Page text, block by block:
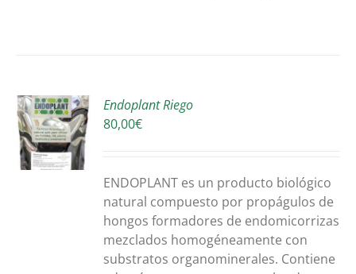
Endoplant Riego
80,00€
ENDOPLANT es un producto biológico
natural compuesto por propágulos de
hongos formadores de endomicorrizas
mezclados homogéneamente con
substratos organominerales. Contiene